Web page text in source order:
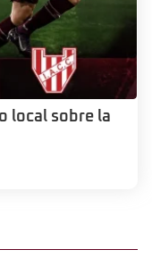
local sobre la